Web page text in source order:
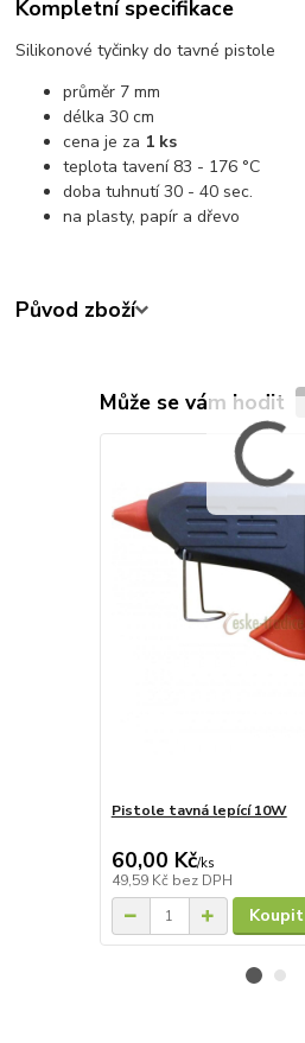
Kompletní specifikace
Silikonové tyčinky do tavné pistole
průměr 7 mm
délka 30 cm
cena je za 1 ks
teplota tavení 83 - 176 °C
doba tuhnutí 30 - 40 sec.
na plasty, papír a dřevo
Původ zboží
Může se vám hodit
Pistole tavná lepící 10W
60,00 Kč/ks
49,59 Kč bez DPH
Koupit